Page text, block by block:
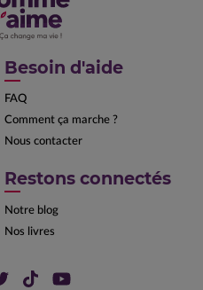
Besoin d'aide
FAQ
Comment ça marche ?
Nous contacter
Restons connectés
Notre blog
Nos livres